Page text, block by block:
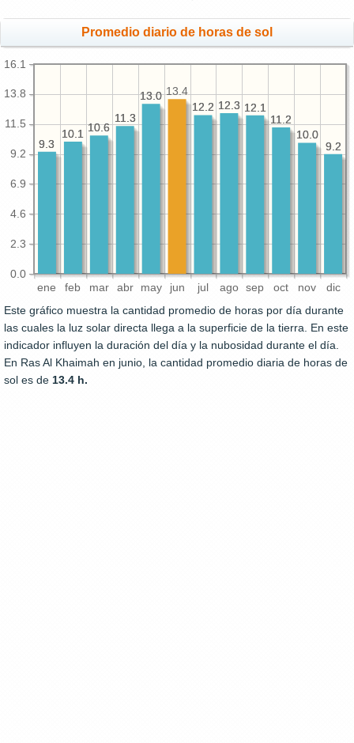
Promedio diario de horas de sol
ene feb mar abr may jun jul ago sep oct nov dic
0.0
2.3
4.6
6.9
9.2
11.5
13.8
16.1
9.2
10.0
11.2
12.1
12.3
12.2
13.0
11.3
10.6
10.1
9.3
9.2
10.0
11.2
12.1
12.3
12.2
13.4
13.0
11.3
10.6
10.1
9.3
Este gráfico muestra la cantidad promedio de horas por día durante
las cuales la luz solar directa llega a la superficie de la tierra. En este
indicador influyen la duración del día y la nubosidad durante el día.
En Ras Al Khaimah en junio, la cantidad promedio diaria de horas de
sol es de 13.4 h.